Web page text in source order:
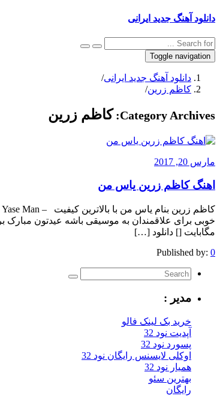
دانلود آهنگ جدید ایرانی
Toggle navigation
دانلود آهنگ جدید ایرانی/
کاظم زرین/
Category Archives: کاظم زرین
مارس 20, 2017
اهنگ کاظم زرین یاس من
مگابایت [] دانلود […]
Published by: 0
مدیر :
خرید بک لینک فالو
آپدیت نود 32
پسورد نود 32
اوکلی لایسنس رایگان نود 32
همیار نود 32
بهترین سئو
رایگان